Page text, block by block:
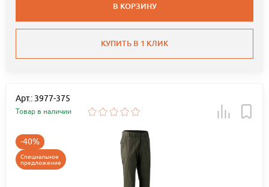
В КОРЗИНУ
КУПИТЬ В 1 КЛИК
Арт.: 3977-375
Товар в наличии
-40%
Специальное
предложение